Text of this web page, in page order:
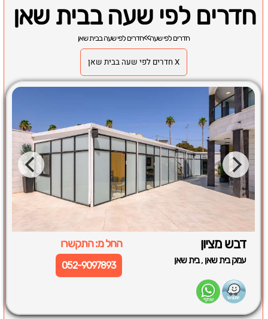
חדרים לפי שעה בבית שאן
חדרים לפי שעה>>חדרים לפי שעה בבית שאן
X חדרים לפי שעה בבית שאן
דבש מציון החל מ: התקשרו
עמק בית שאן ,בית שאן 052-9097893